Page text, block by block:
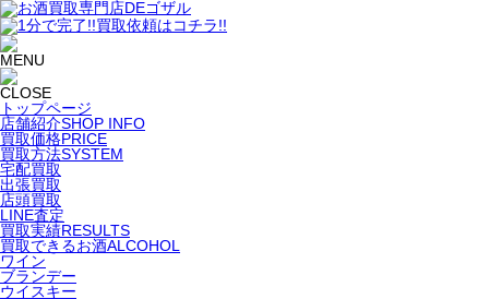
トップページ
店舗紹介SHOP INFO
買取価格PRICE
買取方法SYSTEM
宅配買取
出張買取
店頭買取
LINE査定
買取実績RESULTS
買取できるお酒ALCOHOL
ワイン
ブランデー
ウイスキー